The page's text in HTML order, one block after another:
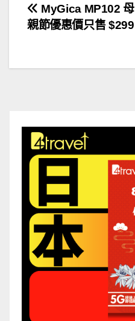
文
章
導
MyGica MP102 母
親節優惠價只售 $299